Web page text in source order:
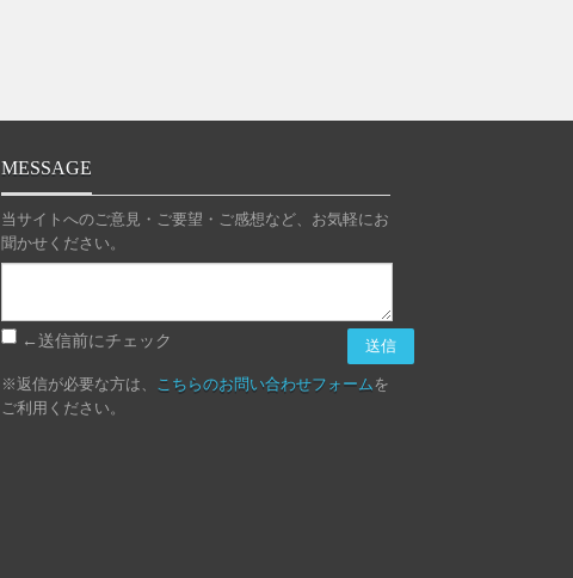
MESSAGE
当サイトへのご意見・ご要望・ご感想など、お気軽にお
聞かせください。
←送信前にチェック
※返信が必要な方は、 こちらのお問い合わせフォームを
ご利用ください。